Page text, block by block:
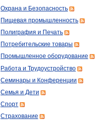
Охрана и Безопасность
Пищевая промышленность
Полиграфия и Печать
Потребительские товары
Промышленное оборудование
Работа и Трудоустройство
Семинары и Конференции
Семья и Дети
Спорт
Страхование